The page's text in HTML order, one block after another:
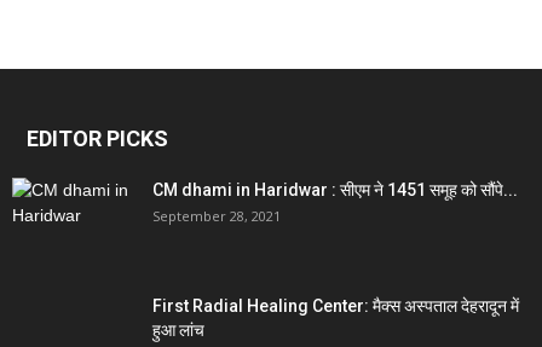
EDITOR PICKS
CM dhami in Haridwar : सीएम ने 1451 समूह को सौंपे...
September 28, 2021
First Radial Healing Center: मैक्स अस्पताल देहरादून में
हुआ लांच